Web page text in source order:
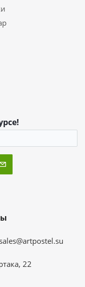
sales@artpostel.su
22